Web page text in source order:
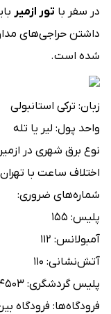
در سفر با تور ازمیر
داشتن حراجی‌های
شده است.
زبان: ترکی استانبولی
واحد پول: لیر یا تله
نوع برق شهری در ازمیر: ۲۳۰ ولت، ۵۰
اختلاف ساعت با تهران: ۳۰ دقیقه از تهران عقب‌تر
شماره‌های ضروری:
پلیس: ۱۵۵
آمبولانس: ۱۱۲
آتش‌نشانی: ۱۱۰
پلیس گردشگری: ۵۲۷۴۵۰۳